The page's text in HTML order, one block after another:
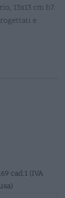
13x13 cm h7.
e
cad.1 (IVA